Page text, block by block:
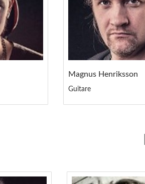
Magnus Henriksson
Guitare